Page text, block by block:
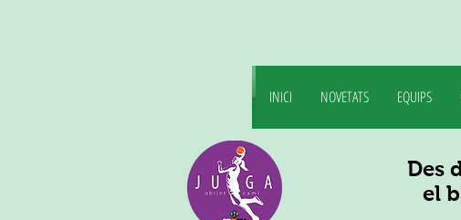
INICI NOVETATS EQUIPS
Des
el